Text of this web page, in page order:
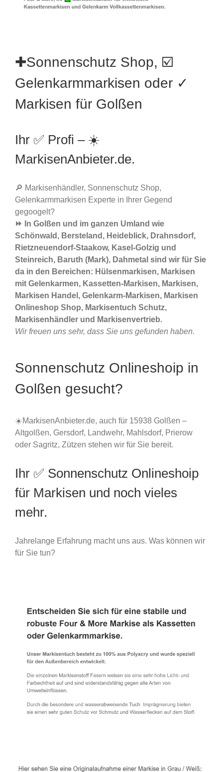
✚Sonnenschutz Shop, ☑️
Gelenkarmmarkisen oder ✓
Markisen für Golßen
Ihr ✅ Profi – ☀️
MarkisenAnbieter.de.
🔎 Markisenhändler, Sonnenschutz Shop,
Gelenkarmmarkisen Experte in Ihrer Gegend
gegoogelt?
⏩ In Golßen und im ganzen Umland wie
Schönwald, Bersteland, Heideblick, Drahnsdorf,
Rietzneuendorf-Staakow, Kasel-Golzig und
Steinreich, Baruth (Mark), Dahmetal sind wir für Sie
da in den Bereichen: Hülsenmarkisen, Markisen
mit Gelenkarmen, Kassetten-Markisen, Markisen,
Markisen Handel, Gelenkarm-Markisen, Markisen
Onlineshop Shop, Markisentuch Schutz,
Markisenhändler und Markisenvertrieb.
Wir freuen uns sehr, dass Sie uns gefunden haben.
Sonnenschutz Onlineshoip in
Golßen gesucht?
☀️MarkisenAnbieter.de, auch für 15938 Golßen –
Altgolßen, Gersdorf, Landwehr, Mahlsdorf, Prierow
oder Sagritz, Zützen stehen wir für Sie bereit.
Ihr ✅ Sonnenschutz Onlineshoip
für Markisen und noch vieles
mehr.
Jahrelange Erfahrung macht uns aus. Was können wir
für Sie tun?